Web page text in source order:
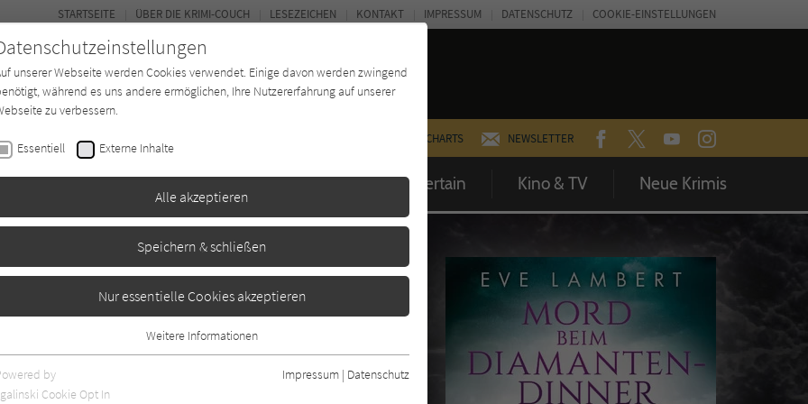
CHARTS NEWSLETTER FACEBOOKTWITTERYOUTUBEINSTAGRAM
Buchtyp Autor*in Magazin Entertain Kino & TV Neue Krimis
STARTSEITE ÜBER DIE KRIMI-COUCH LESEZEICHEN KONTAKT IMPRESSUM DATENSCHUTZ COOKIE-EINSTELLUNGEN
- Ein Fall für
0
unserer Webseite werden Cookies verwendet. Einige davon werden zwingend
während es uns andere ermöglichen, Ihre Nutzererfahrung auf unserer
zu verbessern.
Essentiell Externe Inhalte
Alle akzeptieren
Speichern & schließen
Nur essentielle Cookies akzeptieren
Essentielle Cookies werden für grundlegende Funktionen der Webseite
benötigt. Dadurch ist gewährleistet, dass die Webseite einwandfrei
Weitere Informationen
by
Cookie Opt In
Impressum | Datenschutz